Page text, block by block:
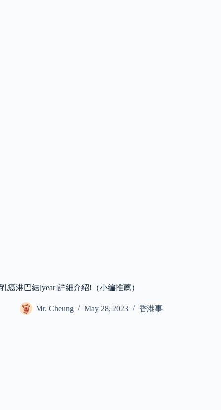
乳癌淋巴結[year]詳細介紹!（小編推薦）
Mr. Cheung May 28, 2023 香港事